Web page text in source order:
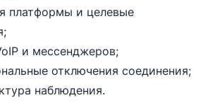
платформы и целевые
и мессенджеров;
отключения соединения;
наблюдения.